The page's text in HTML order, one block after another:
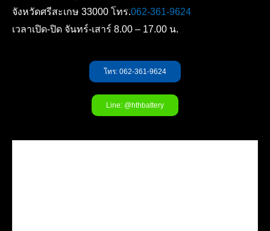
จังหวัดศรีสะเกษ 33000 โทร.062-361-9624
เวลาเปิด-ปิด จันทร์-เสาร์ 8.00 – 17.00 น.
โทร: 062-361-9624
Line: @hthbattery